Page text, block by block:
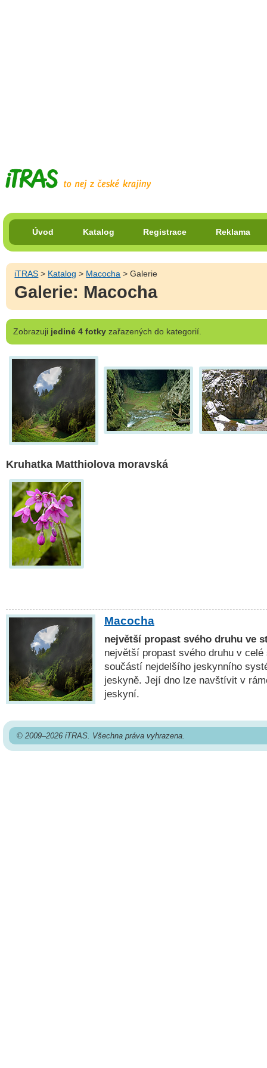
Úvod Katalog Registrace Reklama
iTRAS > Katalog > Macocha > Galerie
Galerie: Macocha
Zobrazuji jediné 4 fotkyzařazených do kategorií.
Kruhatka Matthiolova moravská
Macocha
největší propast svého druhu ve
největší propast svého druhu v
součástí nejdelšího jeskynního
jeskyně. Její dno lze navštívit v
jeskyní.
© 2009–2026 iTRAS. Všechna práva vyhrazena.